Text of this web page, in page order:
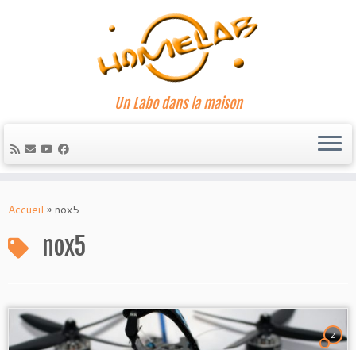
au
Un Labo dans la maison
Accueil » nox5
nox5
2